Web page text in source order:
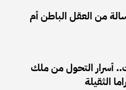
من العقل الباطن أم
أسرار التحول من ملك
الثقيلة